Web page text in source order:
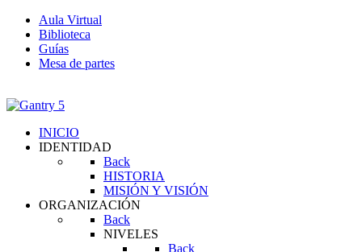
Aula Virtual
Biblioteca
Guías
Mesa de partes
INICIO
IDENTIDAD
Back
HISTORIA
MISIÓN Y VISIÓN
ORGANIZACIÓN
Back
NIVELES
Back